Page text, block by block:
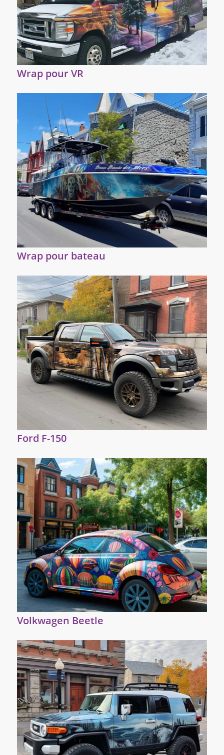
Wrap pour VR
Wrap pour bateau
Ford F-150
Volkwagen Beetle